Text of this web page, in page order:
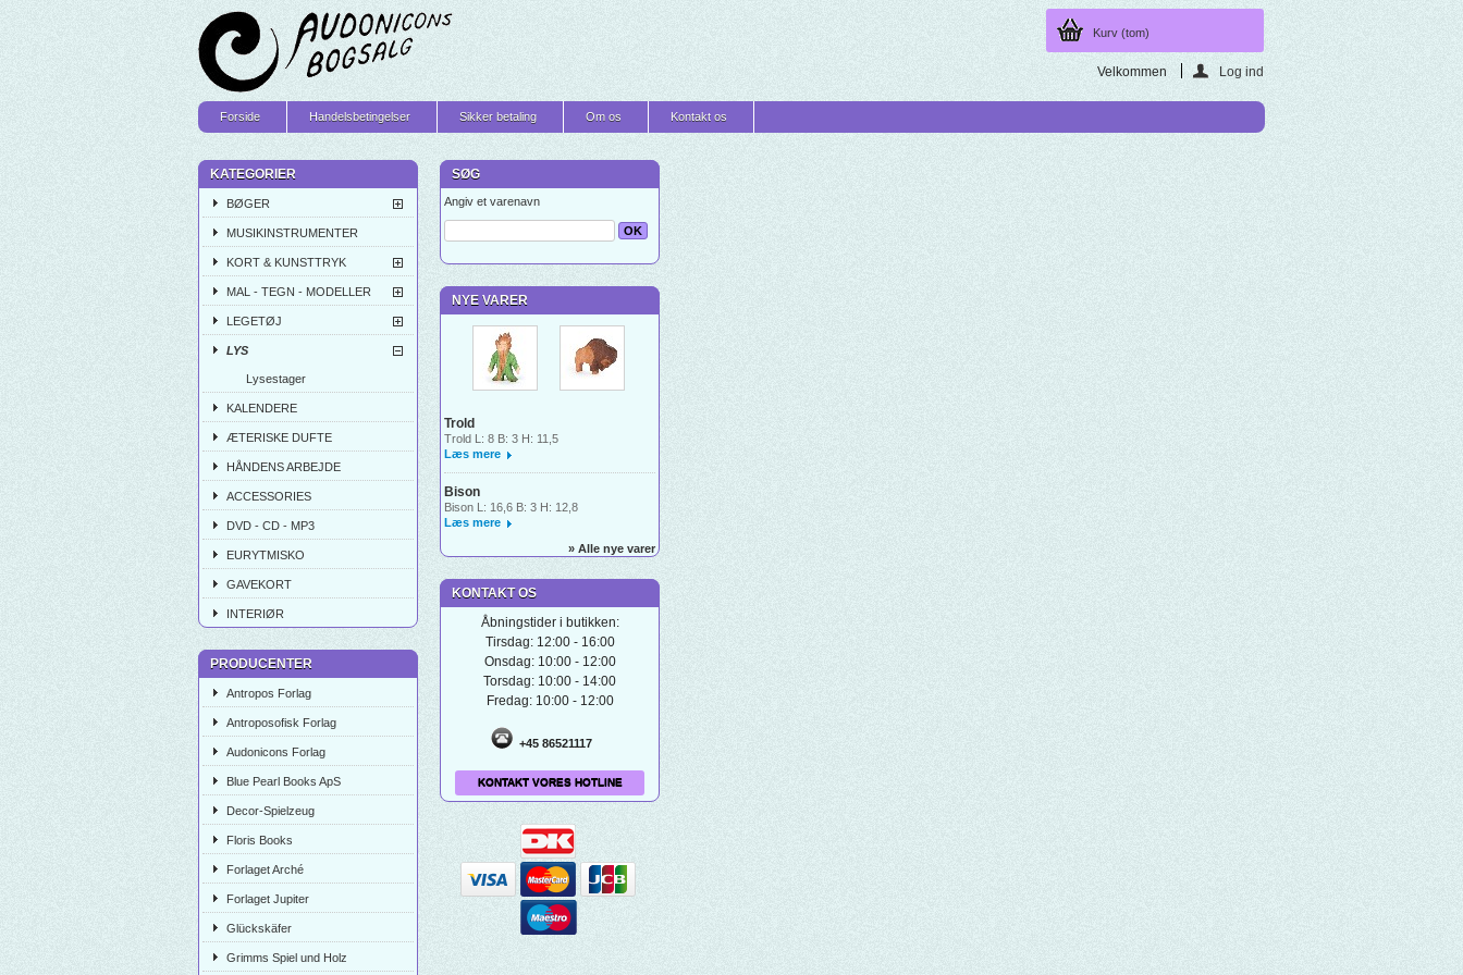
Kurv (tom)
Velkommen Log ind
Forside Handelsbetingelser Sikker betaling Om os Kontakt os
KATEGORIER
BØGER
MUSIKINSTRUMENTER
KORT & KUNSTTRYK
MAL - TEGN - MODELLER
LEGETØJ
LYS
Lysestager
KALENDERE
ÆTERISKE DUFTE
HÅNDENS ARBEJDE
ACCESSORIES
DVD - CD - MP3
EURYTMISKO
GAVEKORT
INTERIØR
PRODUCENTER
Antropos Forlag
Antroposofisk Forlag
Audonicons Forlag
Blue Pearl Books ApS
Decor-Spielzeug
Floris Books
Forlaget Arché
Forlaget Jupiter
Glückskäfer
Grimms Spiel und Holz
SØG
Angiv et varenavn
NYE VARER
Trold
Trold L: 8 B: 3 H: 11,5
Læs mere
Bison
Bison L: 16,6 B: 3 H: 12,8
Læs mere
» Alle nye varer
KONTAKT OS
Åbningstider i butikken:
Tirsdag: 12:00 - 16:00
Onsdag: 10:00 - 12:00
Torsdag: 10:00 - 14:00
Fredag: 10:00 - 12:00
+45 86521117
KONTAKT VORES HOTLINE